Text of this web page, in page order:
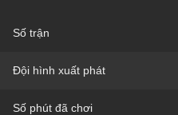
Số trận
Đội hình xuất phát
Số phút đã chơi